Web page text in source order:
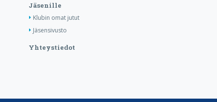
Jäsenille
Klubin omat jutut
Jäsensivusto
Yhteystiedot